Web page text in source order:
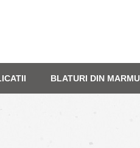
BLATURI DIN